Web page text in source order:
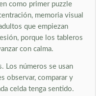
como primer puzzle
memoria visual
que empiezan
porque los tableros
con calma.
Los números se usan
observar, comparar y
celda tenga sentido.